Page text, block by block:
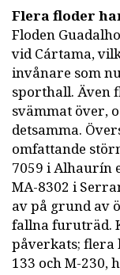
Flera floder
Floden
vid Cártama,
invånare som
sporthall. Även
svämmat över,
detsamma.
omfattande
7059 i Alhaurín
MA-8302 i
av på grund av
fallna furuträd.
påverkats; flera
133 och M-230,